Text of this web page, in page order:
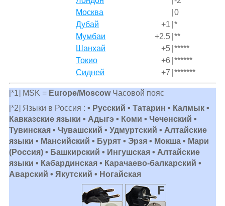
Москва
0
Дубай
+1 *
Мумбаи
+2.5 **
Шанхай
+5 *****
Токио
+6 ******
Сидней
+7 *******
[*1] MSK = Europe/MoscowЧасовой пояс
[*2] Языки в Россия : • Русский • Татарин • Калмык •
Кавказские языки • Адыгэ • Коми • Чеченский •
Тувинская • Чувашский • Удмуртский • Алтайские
языки • Мансийский • Бурят • Эрзя • Мокша • Мари
(Россия) • Башкирский • Ингушская • Алтайские
языки • Кабардинская • Карачаево-балкарский •
Аварский • Якутский • Ногайская